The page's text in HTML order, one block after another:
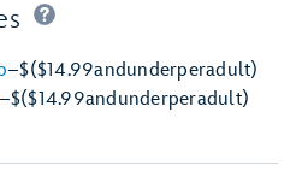
–$($14.99andunderperadult)
–$($14.99andunderperadult)